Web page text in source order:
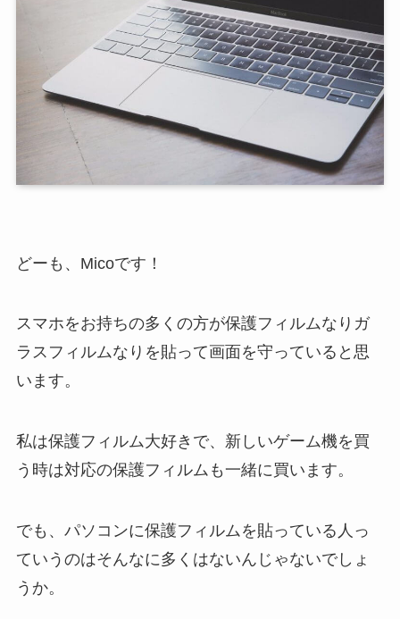
どーも、Micoです！
スマホをお持ちの多くの方が保護フィルムなりガ
ラスフィルムなりを貼って画面を守っていると思
います。
私は保護フィルム大好きで、新しいゲーム機を買
う時は対応の保護フィルムも一緒に買います。
でも、パソコンに保護フィルムを貼っている人っ
ていうのはそんなに多くはないんじゃないでしょ
うか。